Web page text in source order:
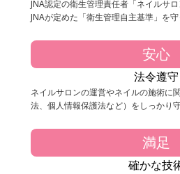
JNA認定の衛生管理責任者「ネイルサロ
JNAが定めた「衛生管理自主基準」を守
安心
法令遵守
ネイルサロンの運営やネイルの施術に
法、個人情報保護法など）をしっかり
満足
確かな技